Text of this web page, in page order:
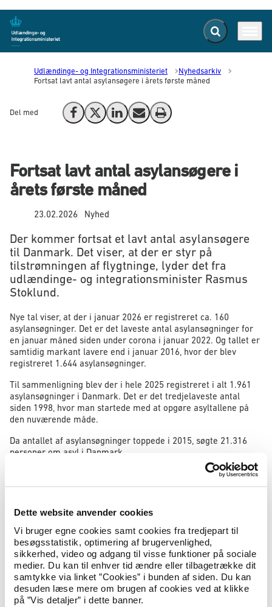
Dette website anvender cookies
Vi bruger egne cookies samt cookies fra tredjepart til
besøgsstatistik, optimering af brugervenlighed,
sikkerhed, video og adgang til visse funktioner på sociale
medier. Du kan til enhver tid ændre eller tilbagetrække dit
samtykke via linket ”Cookies” i bunden af siden. Du kan
desuden læse mere om brugen af cookies ved at klikke
på ”Vis detaljer” i dette banner.
Gå til forsiden Fold søgefelt ud
Udlændinge- og Integrationsministeriet
Nyhedsarkiv
Fortsat lavt antal asylansøgere i årets første måned
Del med Del på Facebook
Del på X (Twitter)
Del på LinkedIn
Send email
Print
Fortsat lavt antal asylansøgere i
årets første måned
23.02.2026 Nyhed
Der kommer fortsat et lavt antal asylansøgere
til Danmark. Det viser, at der er styr på
tilstrømningen af flygtninge, lyder det fra
udlændinge- og integrationsminister Rasmus
Stoklund.
Nye tal viser, at der i januar 2026 er registreret ca. 160
asylansøgninger. Det er det laveste antal asylansøgninger for
en januar måned siden under corona i januar 2022. Og tallet er
samtidig markant lavere end i januar 2016, hvor der blev
registreret 1.644 asylansøgninger.
Til sammenligning blev der i hele 2025 registreret i alt 1.961
asylansøgninger i Danmark. Det er det tredjelaveste antal
siden 1998, hvor man startede med at opgøre asyltallene på
den nuværende måde.
Da antallet af asylansøgninger toppede i 2015, søgte 21.316
personer om asyl i Danmark.
Udlændinge- og integrationsminister Rasmus Stoklund siger:
Det er en god nyhed, at der fortsat er meget få personer,
der søger asyl i Danmark. Det beviser, at det betaler sig
at føre en stram udlændingepolitik. Det skal vi blive ved
med, for det er helt afgørende, at vi har styr på antallet
af flygtninge, der kommer hertil, så samfundet kan følge
med.
Abonnér på nyheder